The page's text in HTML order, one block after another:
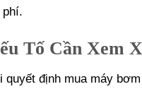
phí.
Tố Cần Xem
quyết định mua máy